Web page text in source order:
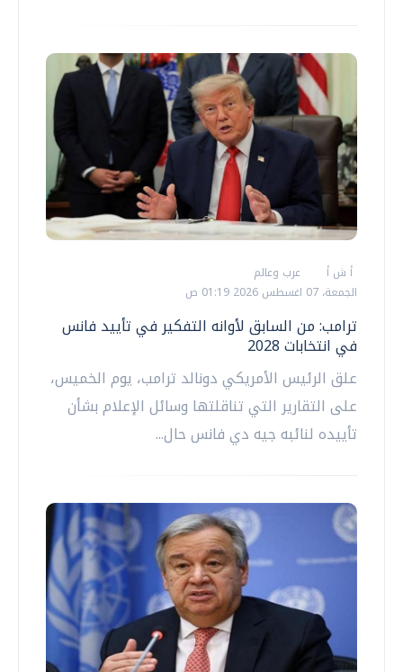
أ ش أ
عرب وعالم
الجمعة، 07 اغسطس 2026 01:19 ص
ترامب: من السابق لأوانه التفكير في تأييد فانس
في انتخابات 2028
علق الرئيس الأمريكي دونالد ترامب، يوم الخميس،
على التقارير التي تناقلتها وسائل الإعلام بشأن
تأييده لنائبه جيه دي فانس حال...